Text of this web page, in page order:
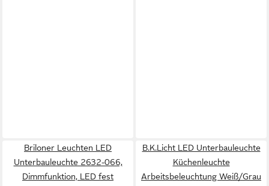
Briloner Leuchten LED
Unterbauleuchte 2632-066,
Dimmfunktion, LED fest
B.K.Licht LED Unterbauleuchte
Küchenleuchte
Arbeitsbeleuchtung Weiß/Grau